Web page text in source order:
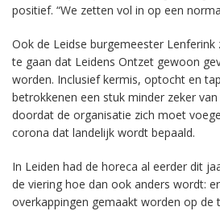
positief. “We zetten vol in op een
Ook de Leidse burgemeester
te gaan dat Leidens Ontzet gewoon
worden. Inclusief kermis, optocht en
betrokkenen een stuk minder zeker
doordat de organisatie zich moet
corona dat landelijk wordt bepaald.
In Leiden had de horeca al eerder dit
de viering hoe dan ook anders wordt:
overkappingen gemaakt worden op de